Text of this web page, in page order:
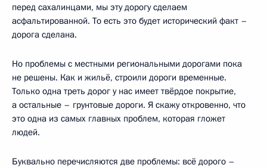
перед сахалинцами, мы эту дорогу сделаем
асфальтированной. То есть это будет исторический факт –
дорога сделана.
Но проблемы с местными региональными дорогами пока
не решены. Как и жильё, строили дороги временные.
Только одна треть дорог у нас имеет твёрдое покрытие,
а остальные – грунтовые дороги. Я скажу откровенно, что
это одна из самых главных проблем, которая гложет
людей.
Буквально перечисляются две проблемы: всё дорого –